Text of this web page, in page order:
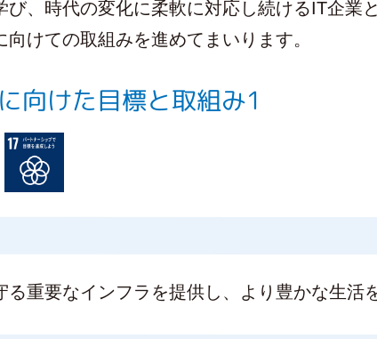
び、時代の変化に柔軟に対応し続けるIT企業
向けての取組みを進めてまいります。
向けた目標と取組み1
る重要なインフラを提供し、より豊かな生活